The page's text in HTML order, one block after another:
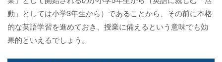
動」としては小学3年生から）であることから、その前に本格
的な英語学習を進めておき、授業に備えるという意味でも効
果的といえるでしょう。